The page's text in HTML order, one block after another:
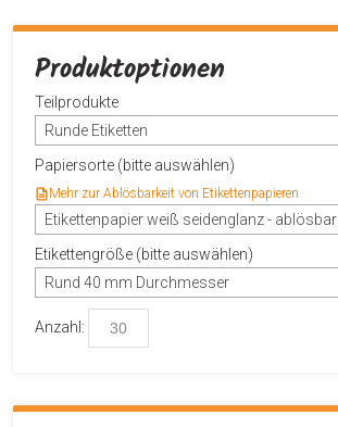
Produktoptionen
Teilprodukte
Runde Etiketten
Papiersorte (bitte auswählen)
Mehr zur Ablösbarkeit von Etikettenpapieren
Etikettenpapier weiß seidenglanz - ablösbar
Etikettengröße (bitte auswählen)
Rund 40 mm Durchmesser
Anzahl: